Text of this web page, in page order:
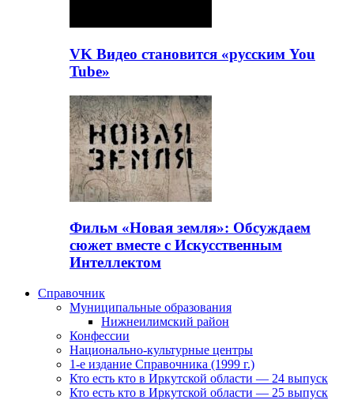
VK Видео становится «русским You
Tube»
Фильм «Новая земля»: Обсуждаем
сюжет вместе с Искусственным
Интеллектом
Справочник
Муниципальные образования
Нижнеилимский район
Конфессии
Национально-культурные центры
1-е издание Справочника (1999 г.)
Кто есть кто в Иркутской области — 24 выпуск
Кто есть кто в Иркутской области — 25 выпуск